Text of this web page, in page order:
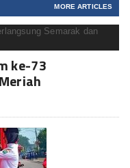
MORE ARTICLES
ke-73